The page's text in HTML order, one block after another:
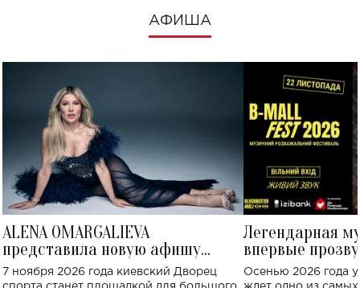
АФИША
ALENA OMARGALIEVA
представила новую афишу
большого концерта во Дворце
спорта
7 ноября 2026 года киевский Дворец
Легендарная
впервые
Украине: где
Осенью 2026 года